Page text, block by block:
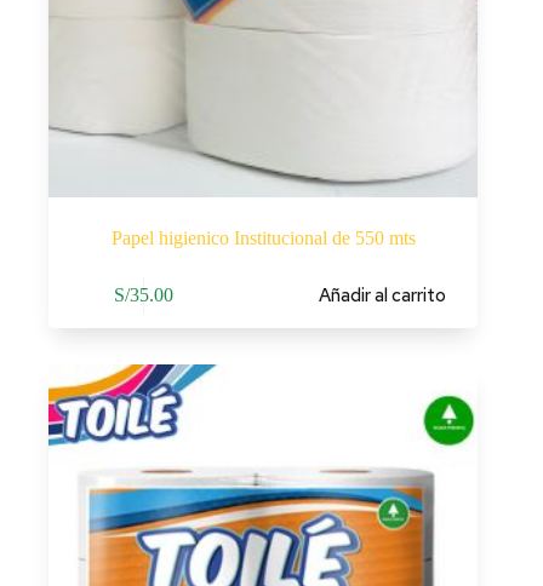
Papel higienico Institucional de 550 mts
S/35.00 Añadir al carrito